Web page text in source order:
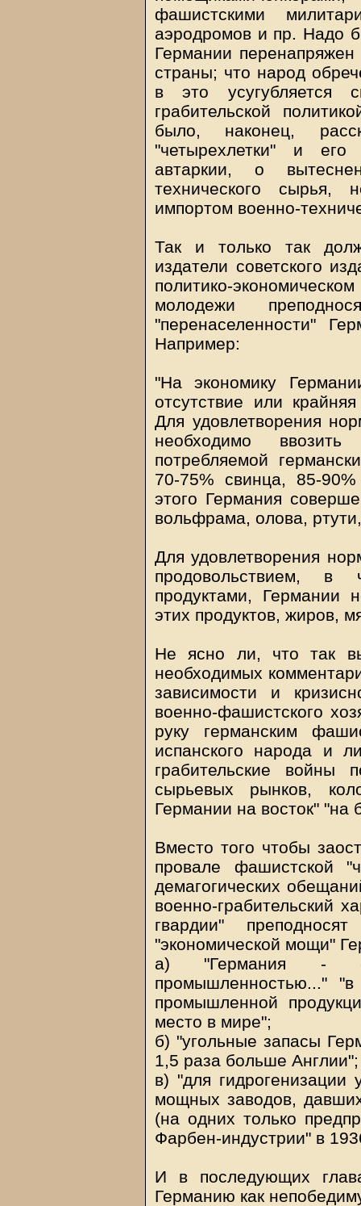
фашистскими
аэродромов и пр. Надо
Германии
страны; что народ
в это усугубляется
грабительской
было, наконец,
"четырехлетки" и
автаркии, о
технического сырья,
импортом военно-
Так и только так
издатели советского
политико-
молодежи
"перенаселенности"
Например:
"На экономику
отсутствие или
Для удовлетворения
необходимо
потребляемой
70-75% свинца, 85-
этого Германия
вольфрама, олова,
Для удовлетворения
продовольствием, в
продуктами, Германии
этих продуктов, жиров,
Не ясно ли, что так
необходимых
зависимости и
военно-фашистского
руку германским
испанского народа и
грабительские войны
сырьевых рынков,
Германии на восток" "на
Вместо того чтобы
провале фашистской
демагогических
военно-грабительский
гвардии"
"экономической мощи"
а) "Германия -
промышленностью..."
промышленной
место в мире";
б) "угольные запасы
1,5 раза больше Англии";
в) "для
мощных заводов,
(на одних только
Фарбен-индустрии" в
И в последующих
Германию как